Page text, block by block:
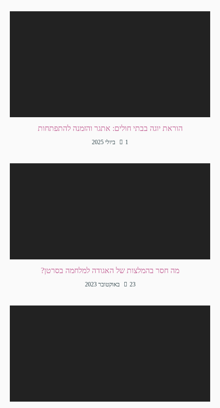
הוראת יוגה בבתי חולים: אתגר והזמנה להתפתחות
1 ביולי 2025
מה חסר בהמלצות של האגודה למלחמה בסרטן?
23 באוקטובר 2023